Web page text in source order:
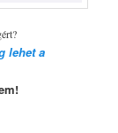
lehet a